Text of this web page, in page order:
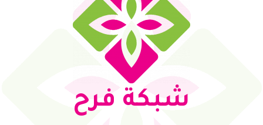
شبكة فرح